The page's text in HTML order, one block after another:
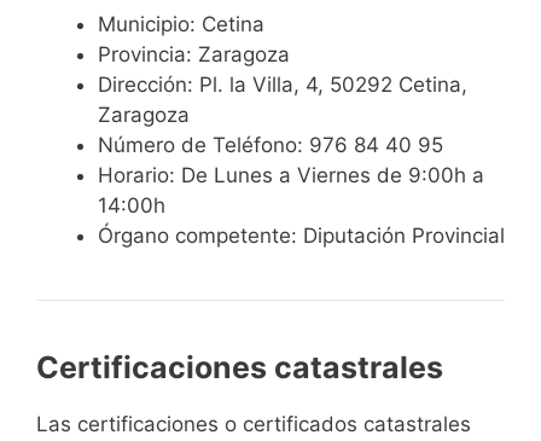
Municipio: Cetina
Provincia: Zaragoza
Dirección: Pl. la Villa, 4, 50292 Cetina,
Zaragoza
Número de Teléfono: 976 84 40 95
Horario: De Lunes a Viernes de 9:00h a
14:00h
Órgano competente: Diputación Provincial
Certificaciones catastrales
Las certificaciones o certificados catastrales